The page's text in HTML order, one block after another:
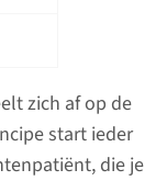
zich af op de
start ieder
die je